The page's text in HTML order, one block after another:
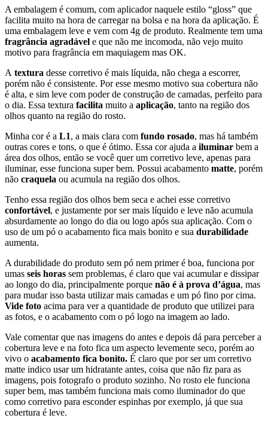
A embalagem é comum, com aplicador naquele estilo “gloss” que
facilita muito na hora de carregar na bolsa e na hora da aplicação. É
uma embalagem leve e vem com 4g de produto. Realmente tem uma
fragrância agradável e que não me incomoda, não vejo muito
motivo para fragrância em maquiagem mas OK.
A textura desse corretivo é mais líquida, não chega a escorrer,
porém não é consistente. Por esse mesmo motivo sua cobertura não
é alta, e sim leve com poder de construção de camadas, perfeito para
o dia. Essa textura facilita muito a aplicação, tanto na região dos
olhos quanto na região do rosto.
Minha cor é a L1, a mais clara com fundo rosado, mas há também
outras cores e tons, o que é ótimo. Essa cor ajuda a iluminar bem a
área dos olhos, então se você quer um corretivo leve, apenas para
iluminar, esse funciona super bem. Possui acabamento matte, porém
não craquela ou acumula na região dos olhos.
Tenho essa região dos olhos bem seca e achei esse corretivo
confortável, e justamente por ser mais líquido e leve não acumula
absurdamente ao longo do dia ou logo após sua aplicação. Com o
uso de um pó o acabamento fica mais bonito e sua durabilidade
aumenta.
A durabilidade do produto sem pó nem primer é boa, funciona por
umas seis horas sem problemas, é claro que vai acumular e dissipar
ao longo do dia, principalmente porque não é à prova d’água, mas
para mudar isso basta utilizar mais camadas e um pó fino por cima.
Vide foto acima para ver a quantidade de produto que utilizei para
as fotos, e o acabamento com o pó logo na imagem ao lado.
Vale comentar que nas imagens do antes e depois dá para perceber a
cobertura leve e na foto fica um aspecto levemente seco, porém ao
vivo o acabamento fica bonito. É claro que por ser um corretivo
matte indico usar um hidratante antes, coisa que não fiz para as
imagens, pois fotografo o produto sozinho. No rosto ele funciona
super bem, mas também funciona mais como iluminador do que
como corretivo para esconder espinhas por exemplo, já que sua
cobertura é leve.